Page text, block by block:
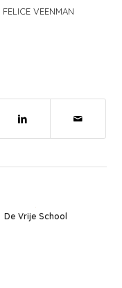
FELICE VEENMAN
De Vrije School